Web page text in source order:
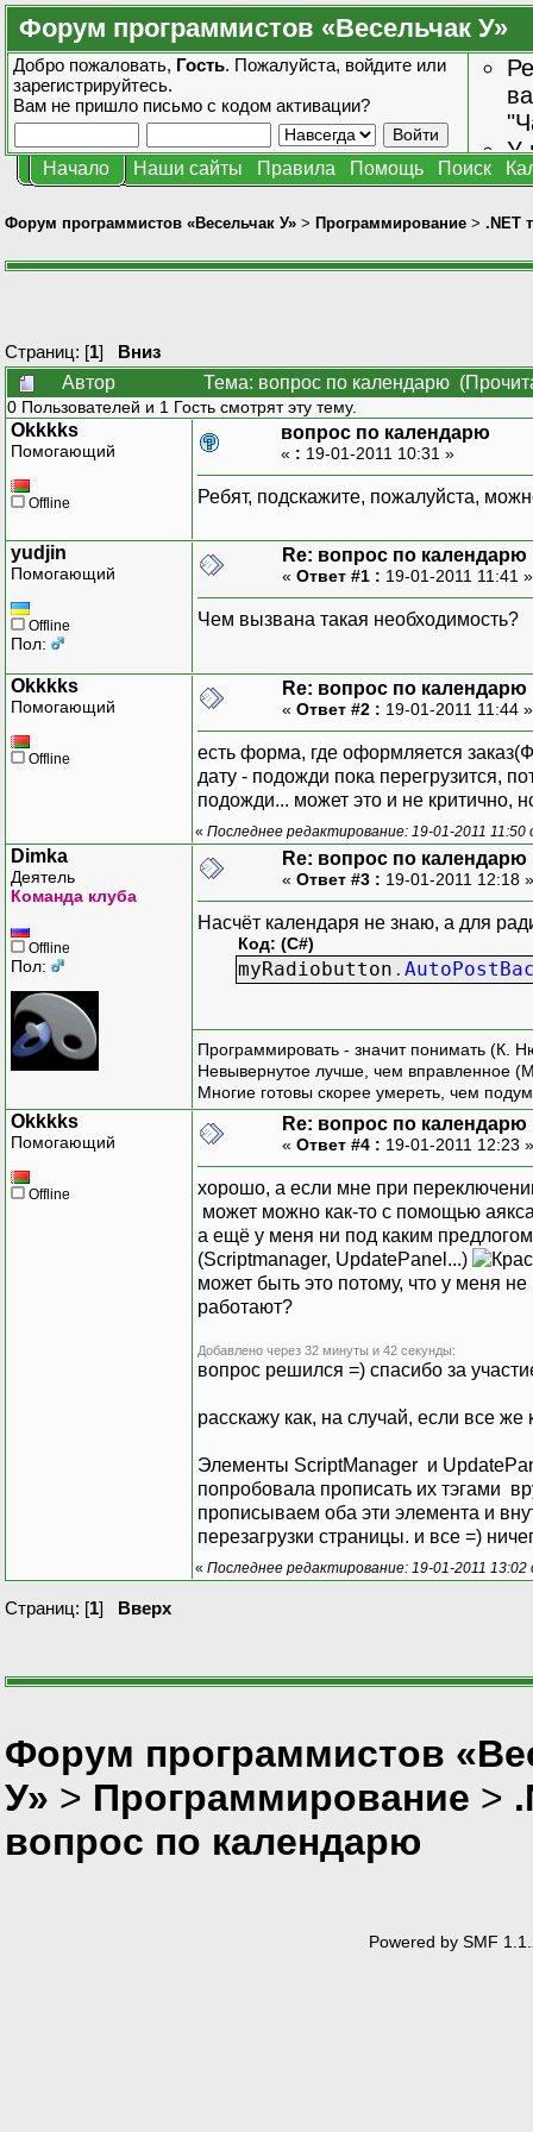
Форум программистов «Весельчак У»
Добро пожаловать, Гость. Пожалуйста, войдите или
зарегистрируйтесь.
Вам не пришло письмо с кодом активации?
У
Начало Наши сайты Правила Помощь Поиск
Форум программистов «Весельчак У» > Программирование > .NET
Страниц: [1] Вниз
Автор
Тема: вопрос по календарю
0 Пользователей и 1 Гость смотрят эту тему.
Okkkks
Помогающий
Offline
вопрос по календарю
« : 19-01-2011 10:31 »
Ребят, подскажите, пожалуйста,
yudjin
Помогающий
Offline
Пол:
Re: вопрос по календарю
« Ответ #1 : 19-01-2011 11:41
Чем вызвана такая необходимость?
Okkkks
Помогающий
Offline
Re: вопрос по календарю
« Ответ #2 : 19-01-2011 11:44
есть форма, где оформляется
дату - подожди пока перегрузится,
подожди... может это и не критично,
« Последнее редактирование: 19-01-2011 11:50
Dimka
Деятель
Команда клуба
Offline
Пол:
Re: вопрос по календарю
« Ответ #3 : 19-01-2011 12:18
Насчёт календаря не знаю, а для
Код: (C#)
myRadiobutton .
Программировать - значит понимать (К.
Невывернутое лучше, чем вправленное
Многие готовы скорее умереть, чем
Okkkks
Помогающий
Offline
Re: вопрос по календарю
« Ответ #4 : 19-01-2011 12:23
хорошо, а если мне при
может можно как-то с помощью
а ещё у меня ни под каким
(Scriptmanager, UpdatePanel...)
может быть это потому, что у меня
работают?
Добавлено через 32 минуты и 42 секунды:
вопрос решился =) спасибо за
расскажу как, на случай, если все же
Элементы ScriptManager и
попробовала прописать их тэгами
прописываем оба эти элемента и
перезагрузки страницы. и все =)
« Последнее редактирование: 19-01-2011 13:02
Страниц: [1] Вверх
Форум программистов
У» > Программирование >
вопрос по календарю
Powered by SMF